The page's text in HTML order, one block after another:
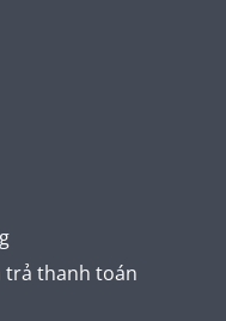
trả thanh toán